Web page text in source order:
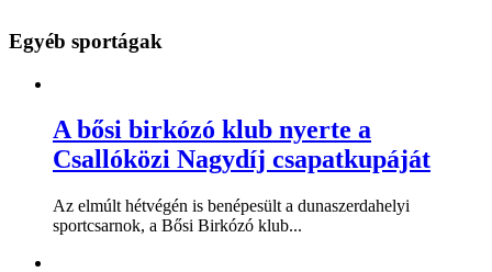
Egyéb sportágak
A bősi birkózó klub nyerte a
Csallóközi Nagydíj csapatkupáját
Az elmúlt hétvégén is benépesült a dunaszerdahelyi
sportcsarnok, a Bősi Birkózó klub...